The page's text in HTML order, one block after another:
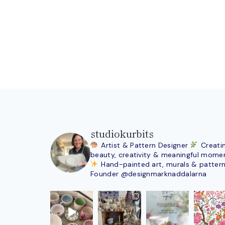
studiokurbits
Artist & Pattern Designer
beauty, creativity & meaningful
Hand-painted art, murals &
Founder @designmarknaddalarna